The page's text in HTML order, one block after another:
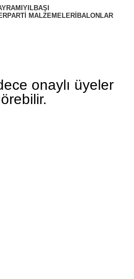
YILBAŞI
PARTI MALZEMELERIBALONLAR
onaylı üyeler